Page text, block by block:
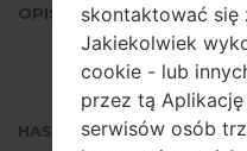
OPIS
HASH
skontaktować się
Jakiekolwiek
cookie - lub
przez tą Aplikację
serwisów osób